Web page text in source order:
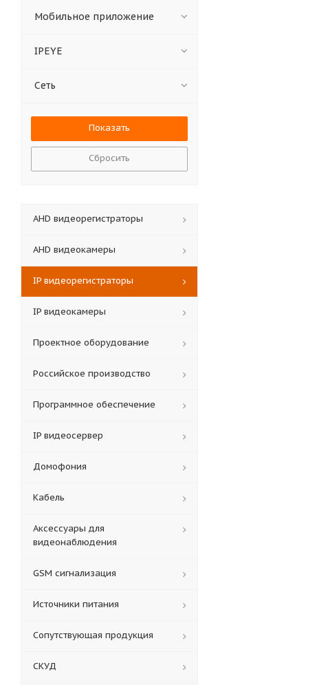
Мобильное приложение
IPEYE
Сеть
Сбросить
АНD видеорегистраторы
AHD видеокамеры
IP видеорегистраторы
IP видеокамеры
Проектное оборудование
Российское производство
Программное обеспечение
IP видеосервер
Домофония
Кабель
Аксессуары для
видеонаблюдения
GSM сигнализация
Источники питания
Сопутствующая продукция
СКУД